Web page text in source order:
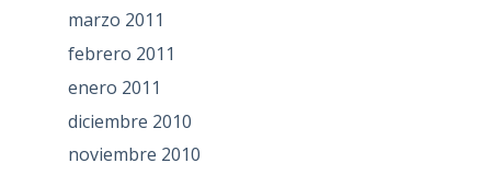
marzo 2011
febrero 2011
enero 2011
diciembre 2010
noviembre 2010